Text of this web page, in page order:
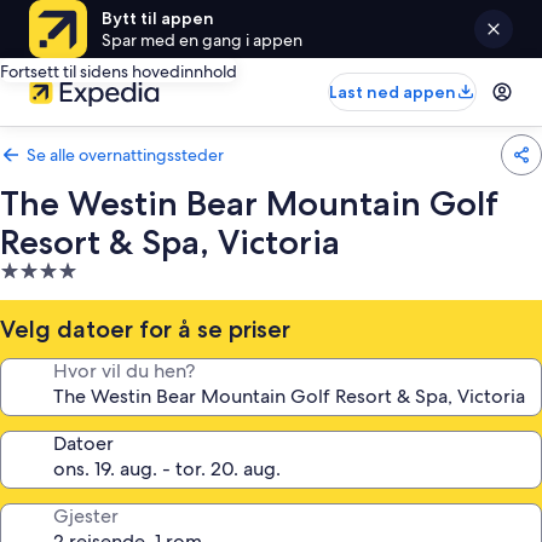
Bytt til appen
Spar med en gang i appen
Fortsett til sidens hovedinnhold
Last ned appen
Se alle overnattingssteder
The Westin Bear Mountain Golf
Resort & Spa, Victoria
Overnattingssted
med
4.0
stjerner
Velg datoer for å se priser
Hvor vil du hen?
Datoer
Gjester